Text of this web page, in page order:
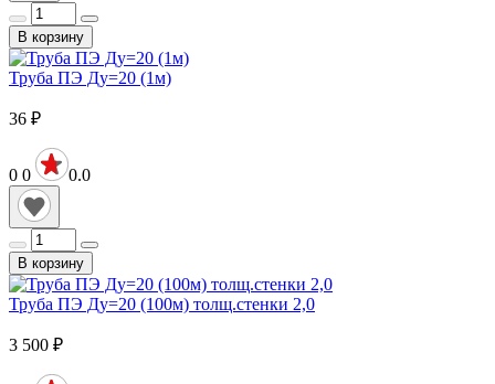
В корзину
Труба ПЭ Ду=20 (1м)
36 ₽
0 0 0.0
В корзину
Труба ПЭ Ду=20 (100м) толщ.стенки 2,0
3 500 ₽